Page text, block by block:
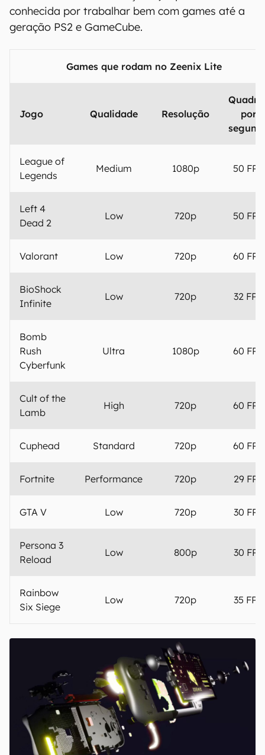
conhecida por trabalhar bem com games até a
geração PS2 e GameCube.
Games que rodam no Zeenix Lite
Jogo Qualidade Resolução
por
League of
Legends
Medium 1080p 50 FPS
Left 4
Dead 2
Low 720p 50 FPS
Valorant Low 720p 60 FPS
BioShock
Infinite
Low 720p 32 FPS
Bomb
Rush
Cyberfunk
Ultra 1080p 60 FPS
Cult of the
Lamb
High 720p 60 FPS
Cuphead Standard 720p 60 FPS
Fortnite Performance 720p 29 FPS
GTA V Low 720p 30 FPS
Persona 3
Reload
Low 800p 30 FPS
Rainbow
Six Siege
Low 720p 35 FPS